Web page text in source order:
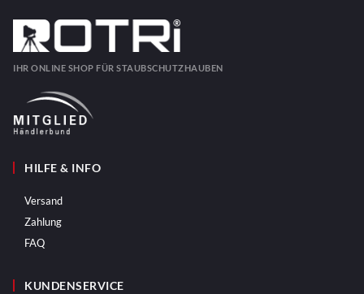
IHR ONLINE SHOP FÜR STAUBSCHUTZHAUBEN
HILFE & INFO
Versand
Zahlung
FAQ
KUNDENSERVICE